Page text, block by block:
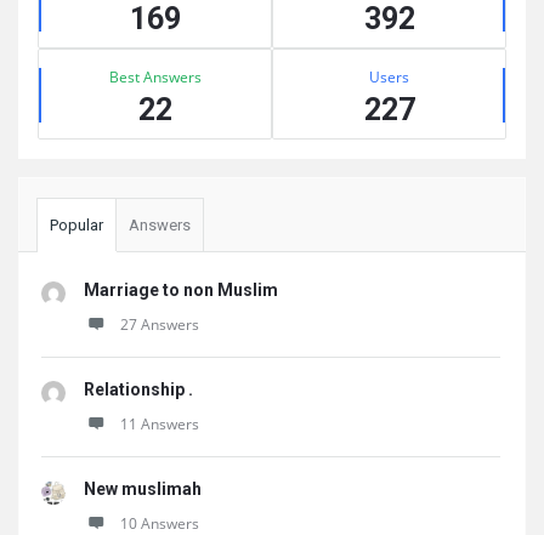
169 392
Best Answers
22
Users
227
Popular Answers
Marriage to non Muslim
27 Answers
Relationship .
11 Answers
New muslimah
10 Answers